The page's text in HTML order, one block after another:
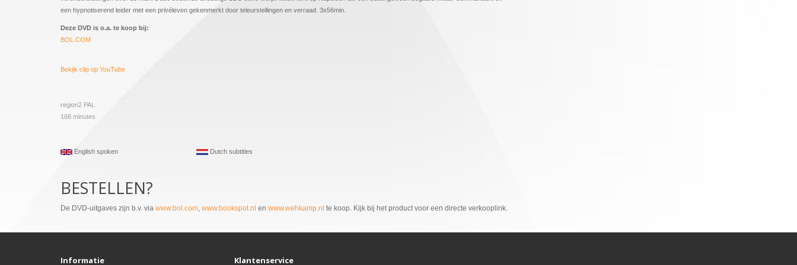
een hypnotiserend leider met een privéleven gekenmerkt door teleurstellingen en verraad. 3x56min.
Deze DVD is o.a. te koop bij:
BOL.COM
Bekijk clip op YouTube
region2 PAL
168 minutes
English spoken Dutch subtitles
BESTELLEN?
De DVD-uitgaves zijn b.v. via www.bol.com www.bookspot.nl en www.wehkamp.nl te koop. Kijk bij het product voor een directe verkooplink.
Informatie Klantenservice